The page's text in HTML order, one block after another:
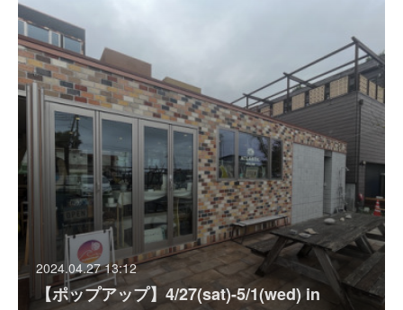
2024.04.27 13:12
【ポップアップ】4/27(sat)-5/1(wed) in